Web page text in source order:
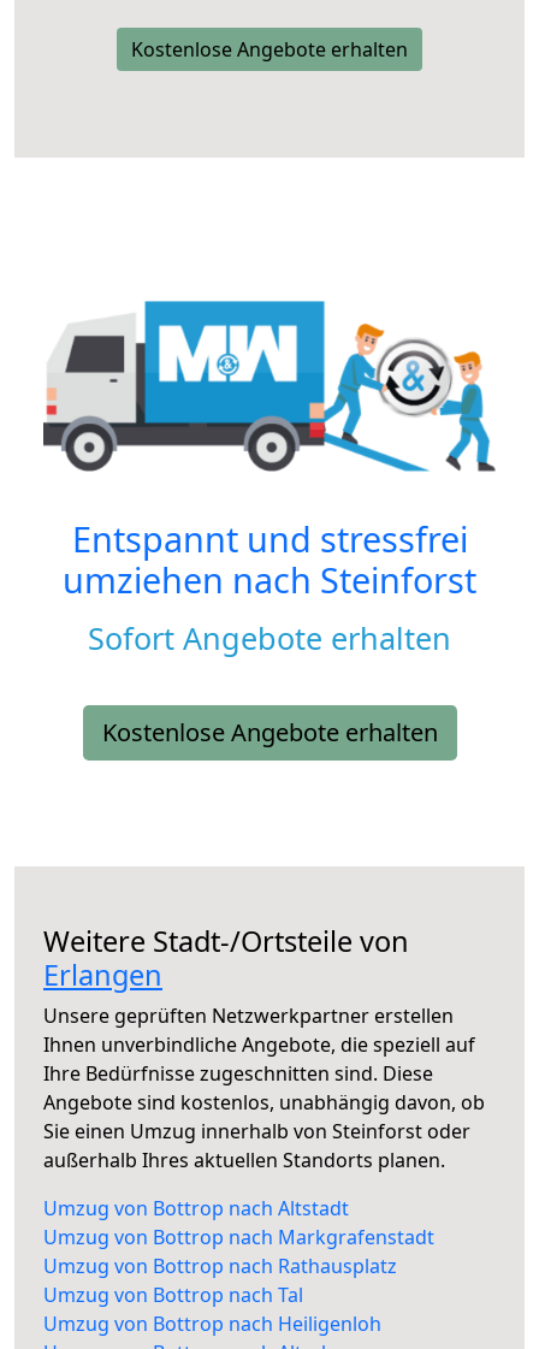
Kostenlose Angebote erhalten
Entspannt und stressfrei
umziehen nach Steinforst
Sofort Angebote erhalten
Kostenlose Angebote erhalten
Weitere Stadt-/Ortsteile von
Erlangen
Unsere geprüften Netzwerkpartner erstellen
Ihnen unverbindliche Angebote, die speziell auf
Ihre Bedürfnisse zugeschnitten sind. Diese
Angebote sind kostenlos, unabhängig davon, ob
Sie einen Umzug innerhalb von Steinforst oder
außerhalb Ihres aktuellen Standorts planen.
Umzug von Bottrop nach Altstadt
Umzug von Bottrop nach Markgrafenstadt
Umzug von Bottrop nach Rathausplatz
Umzug von Bottrop nach Tal
Umzug von Bottrop nach Heiligenloh